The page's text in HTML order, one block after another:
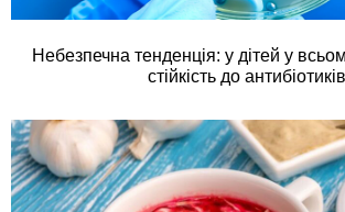
Небезпечна тенденція: у дітей у
стійкість до антибіотиків